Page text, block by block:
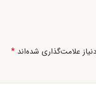
علامت‌گذاری شده‌اند *